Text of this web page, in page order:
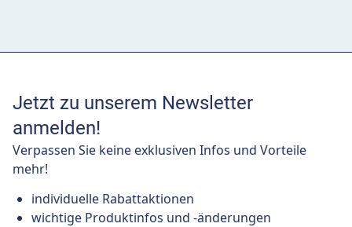
Jetzt zu unserem Newsletter
anmelden!
Verpassen Sie keine exklusiven Infos und Vorteile
mehr!
individuelle Rabattaktionen
wichtige Produktinfos und -änderungen